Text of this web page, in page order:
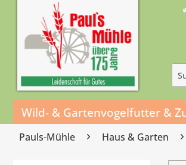
Wild- & Gartenvogelfutter &
Pauls-Mühle Haus & Garten